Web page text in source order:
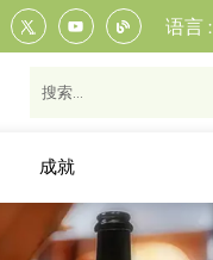
语言 :
成就